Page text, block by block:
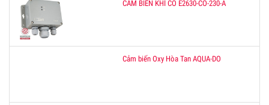
CẢM BIẾN KHÍ CO E2630-CO-230-A
Cảm biến Oxy Hòa Tan AQUA-DO